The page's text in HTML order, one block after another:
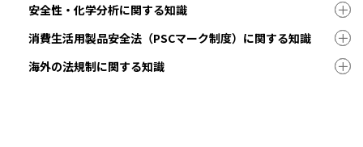
安全性・化学分析に関する知識
消費生活用製品安全法（PSCマーク制度）に関する知識
海外の法規制に関する知識